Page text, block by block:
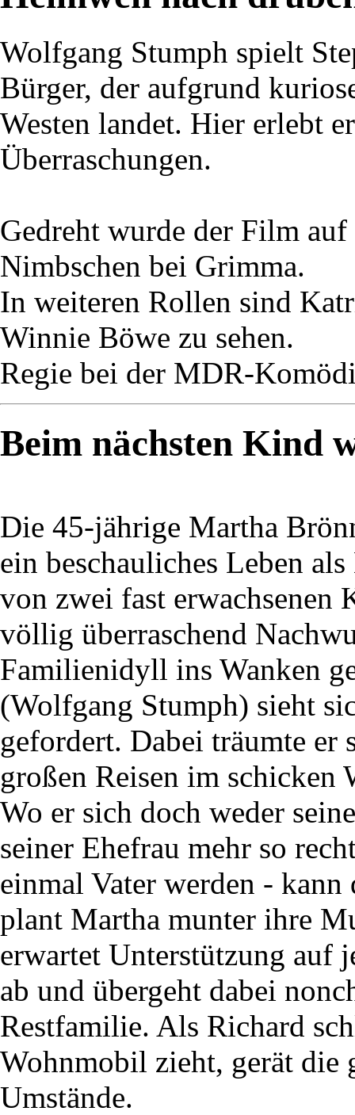
Wolfgang Stumph spielt
Bürger, der aufgrund
Westen landet. Hier erlebt
Überraschungen.
Gedreht wurde der Film
Nimbschen bei Grimma.
In weiteren Rollen sind
Winnie Böwe zu sehen.
Regie bei der MDR-
Beim nächsten Kind
Die 45-jährige Martha
ein beschauliches Leben
von zwei fast erwachsenen
völlig überraschend
Familienidyll ins Wanken
(Wolfgang Stumph) sieht
gefordert. Dabei träumte er
großen Reisen im schicken
Wo er sich doch weder
seiner Ehefrau mehr so
einmal Vater werden -
plant Martha munter ihre
erwartet Unterstützung auf
ab und übergeht dabei
Restfamilie. Als Richard
Wohnmobil zieht, gerät die
Umstände.